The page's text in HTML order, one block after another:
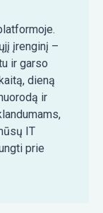
įrenginį –
ir garso
dieną
ir
IT
prie